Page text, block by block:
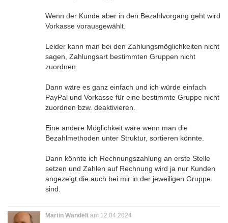
Wenn der Kunde aber in den Bezahlvorgang geht wird
Vorkasse vorausgewählt.
Leider kann man bei den Zahlungsmöglichkeiten nicht
sagen, Zahlungsart bestimmten Gruppen nicht
zuordnen.
Dann wäre es ganz einfach und ich würde einfach
PayPal und Vorkasse für eine bestimmte Gruppe nicht
zuordnen bzw. deaktivieren.
Eine andere Möglichkeit wäre wenn man die
Bezahlmethoden unter Struktur, sortieren könnte.
Dann könnte ich Rechnungszahlung an erste Stelle
setzen und Zahlen auf Rechnung wird ja nur Kunden
angezeigt die auch bei mir in der jeweiligen Gruppe
sind.
Martin Wandelt am 12.04.2024